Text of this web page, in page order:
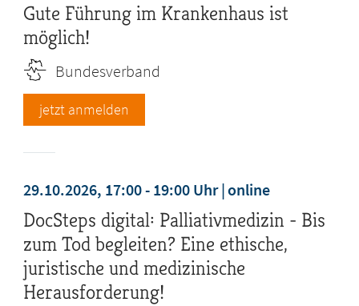
Gute Führung im Krankenhaus ist
möglich!
Bundesverband
jetzt anmelden
29.10.2026, 17:00 - 19:00 Uhr online
DocSteps digital: Palliativmedizin - Bis
zum Tod begleiten? Eine ethische,
juristische und medizinische
Herausforderung!